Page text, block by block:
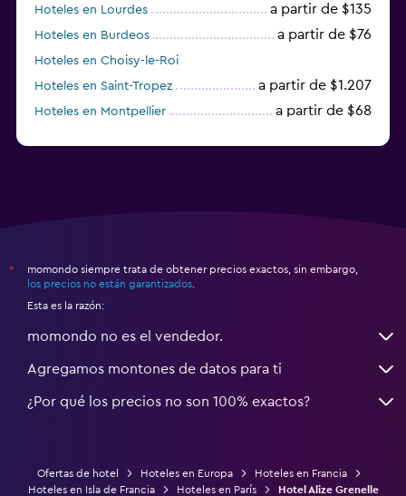
Hoteles en Lourdes a partir de $135
Hoteles en Burdeos a partir de $76
Hoteles en Choisy-le-Roi
Hoteles en Saint-Tropez
a partir de $1.207
Hoteles en Montpellier a partir de $68
*
momondo siempre trata de obtener precios exactos, sin embargo,
los precios no están garantizados
Esta es la razón:
momondo no es el vendedor.
Agregamos montones de datos para ti
¿Por qué los precios no son 100% exactos?
Ofertas de hotel Hoteles en Europa
Hoteles en Francia
Hoteles en Isla de Francia
Hoteles en París Hotel Alize Grenelle